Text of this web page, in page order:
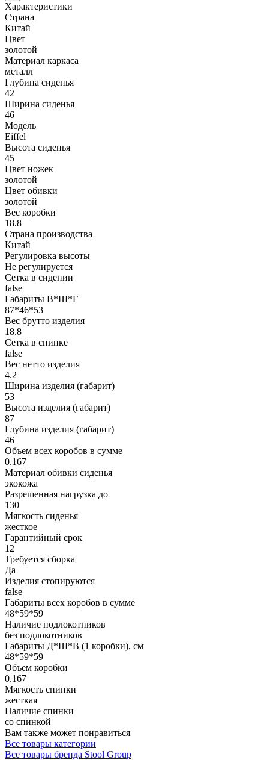
Характеристики
Страна
Китай
Цвет
золотой
Материал каркаса
металл
Глубина сиденья
42
Ширина сиденья
46
Модель
Eiffel
Высота сиденья
45
Цвет ножек
золотой
Цвет обивки
золотой
Вес коробки
18.8
Страна производства
Китай
Регулировка высоты
Не регулируется
Сетка в сидении
false
Габариты В*Ш*Г
87*46*53
Вес брутто изделия
18.8
Сетка в спинке
false
Вес нетто изделия
4.2
Ширина изделия (габарит)
53
Высота изделия (габарит)
87
Глубина изделия (габарит)
46
Объем всех коробов в сумме
0.167
Материал обивки сиденья
экокожа
Разрешенная нагрузка до
130
Мягкость сиденья
жесткое
Гарантийный срок
12
Требуется сборка
Да
Изделия стопируются
false
Габариты всех коробов в сумме
48*59*59
Наличие подлокотников
без подлокотников
Габариты Д*Ш*В (1 коробки), см
48*59*59
Объем коробки
0.167
Мягкость спинки
жесткая
Наличие спинки
со спинкой
Вам также может понравиться
Все товары категории
Все товары бренда Stool Group